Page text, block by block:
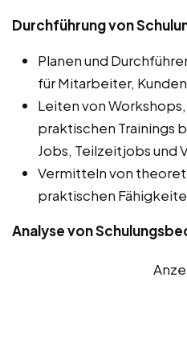
Durchführung von
Planen und
für Mitarbeiter,
Leiten von
praktischen Trainings
Jobs, Teilzeitjobs und
Vermitteln von
praktischen
Analyse von